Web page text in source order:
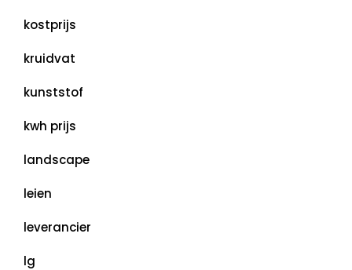
kostprijs
kruidvat
kunststof
kwh prijs
landscape
leien
leverancier
lg